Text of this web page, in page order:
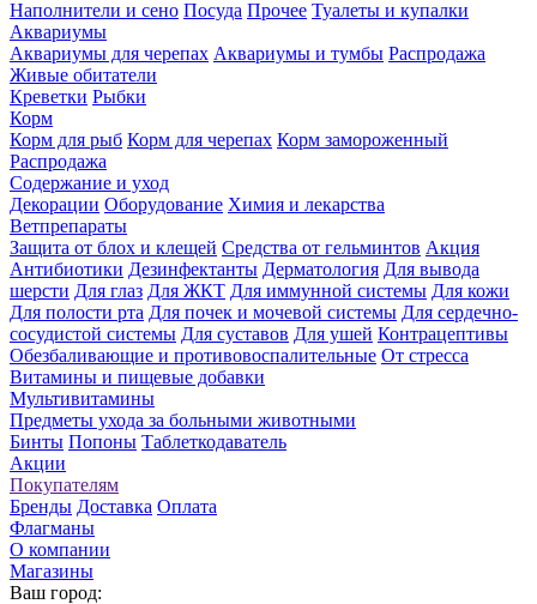
Наполнители и сено Посуда Прочее Туалеты и купалки
Аквариумы
Аквариумы для черепах Аквариумы и тумбы Распродажа
Живые обитатели
Креветки Рыбки
Корм
Корм для рыб Корм для черепах Корм замороженный
Распродажа
Содержание и уход
Декорации Оборудование Химия и лекарства
Ветпрепараты
Защита от блох и клещей Средства от гельминтов Акция
Антибиотики Дезинфектанты Дерматология Для вывода
шерсти Для глаз Для ЖКТ Для иммунной системы Для кожи
Для полости рта Для почек и мочевой системы Для сердечно-
сосудистой системы Для суставов Для ушей Контрацептивы
Обезбаливающие и противовоспалительные От стресса
Витамины и пищевые добавки
Мультивитамины
Предметы ухода за больными животными
Бинты Попоны Таблеткодаватель
Акции
Покупателям
Бренды Доставка Оплата
Флагманы
О компании
Магазины
Ваш город: